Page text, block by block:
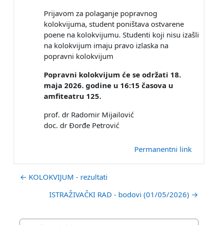
Prijavom za polaganje popravnog
kolokvijuma, student poništava ostvarene
poene na kolokvijumu. Studenti koji nisu izašli
na kolokvijum imaju pravo izlaska na
popravni kolokvijum
Popravni kolokvijum će se održati 18.
maja 2026. godine u 16:15 časova u
amfiteatru 125.
prof. dr Radomir Mijailović
doc. dr Đorđe Petrović
Permanentni link
← KOLOKVIJUM - rezultati
ISTRAŽIVAČKI RAD - bodovi (01/05/2026) →